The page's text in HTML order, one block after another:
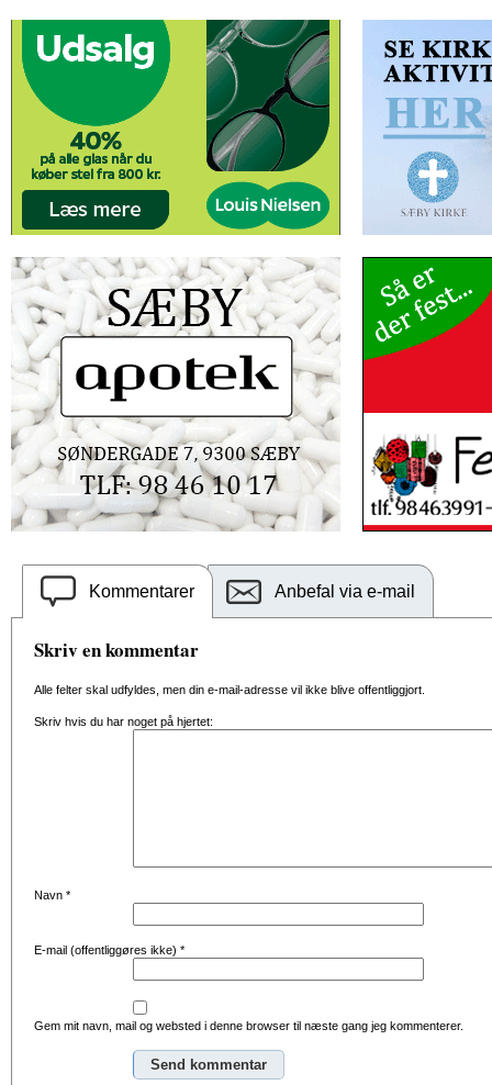
Kommentarer Anbefal via e-mail
Skriv en kommentar
Alle felter skal udfyldes, men din e-mail-adresse vil ikke blive offentliggjort.
Skriv hvis du har noget på hjertet:
Navn *
E-mail (offentliggøres ikke) *
Gem mit navn, mail og websted i denne browser til næste gang jeg kommenterer.